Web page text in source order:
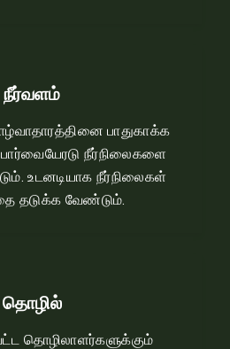
நீர்வளம்
பாதுகாக்க
நீர்நிலைகளை
உடனடியாக நீர்நிலைகள்‌
தடுக்க வேண்டும்‌.
தொழில்
தொழிலாளர்களுக்கும்‌